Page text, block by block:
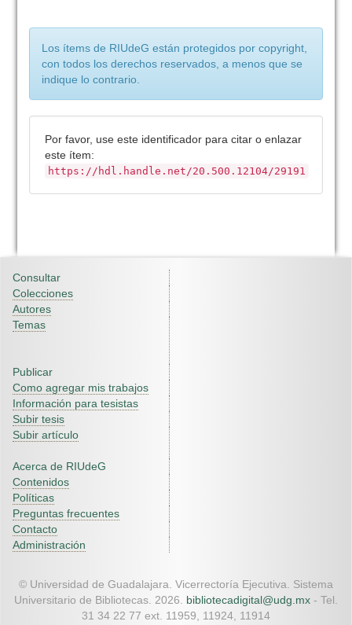
Los ítems de RIUdeG están protegidos por copyright,
con todos los derechos reservados, a menos que se
indique lo contrario.
Por favor, use este identificador para citar o enlazar
este ítem:
https://hdl.handle.net/20.500.12104/29191
Consultar
Colecciones
Autores
Temas
Publicar
Como agregar mis trabajos
Información para tesistas
Subir tesis
Subir artículo
Acerca de RIUdeG
Contenidos
Políticas
Preguntas frecuentes
Contacto
Administración
© Universidad de Guadalajara. Vicerrectoría Ejecutiva. Sistema
Universitario de Bibliotecas. 2026. bibliotecadigital@udg.mx - Tel.
31 34 22 77 ext. 11959, 11924, 11914